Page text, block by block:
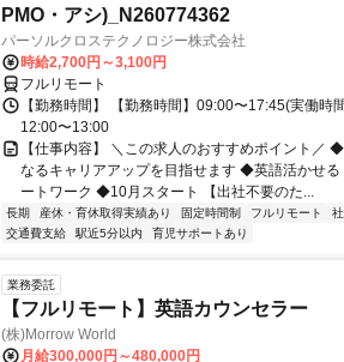
PMO・アシ)_N260774362
パーソルクロステクノロジー株式会社
時給2,700円～3,100円
フルリモート
【勤務時間】 【勤務時間】09:00〜17:45(実働時
12:00〜13:00
【仕事内容】 ＼この求人のおすすめポイント／
なるキャリアアップを目指せます ◆英語活かせ
ートワーク ◆10月スタート 【出社不要のた...
長期 産休・育休取得実績あり 固定時間制 フルリモート
交通費支給
駅近5分以内 育児サポートあり
業務委託
【フルリモート】英語カウンセラー
(株)Morrow World
月給300,000円～480,000円